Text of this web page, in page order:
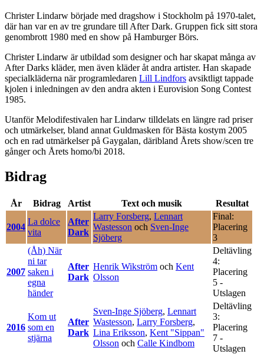
Christer Lindarw började med dragshow i Stockholm på 1970-talet,
där han var en av tre grundare till After Dark. Gruppen fick sitt stora
genombrott 1980 med en show på Hamburger Börs.
Christer Lindarw är utbildad som designer och har skapat många av
After Darks kläder, men även kläder åt andra artister. Han skapade
specialkläderna när programledaren Lill Lindfors avsiktligt tappade
kjolen i inledningen av den andra akten i Eurovision Song Contest
1985.
Utanför Melodifestivalen har Lindarw tilldelats en längre rad priser
och utmärkelser, bland annat Guldmasken för Bästa kostym 2005
och en rad utmärkelser på Gaygalan, däribland Årets show/scen tre
gånger och Årets homo/bi 2018.
Bidrag
År Bidrag Artist Text och musik Resultat
2004
La dolce
vita
After
Dark
Larry Forsberg, Lennart
Wastesson och Sven-Inge
Sjöberg
Final:
Placering
3
2007
(Åh) När
ni tar
saken i
egna
händer
After
Dark
Henrik Wikström och Kent
Olsson
Deltävling
4:
Placering
5 -
Utslagen
2016
Kom ut
som en
stjärna
After
Dark
Sven-Inge Sjöberg, Lennart
Wastesson, Larry Forsberg,
Lina Eriksson, Kent "Sippan"
Olsson och Calle Kindbom
Deltävling
3:
Placering
7 -
Utslagen